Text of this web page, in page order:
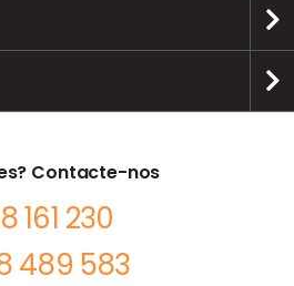
Contacte-nos
161 230
489 583